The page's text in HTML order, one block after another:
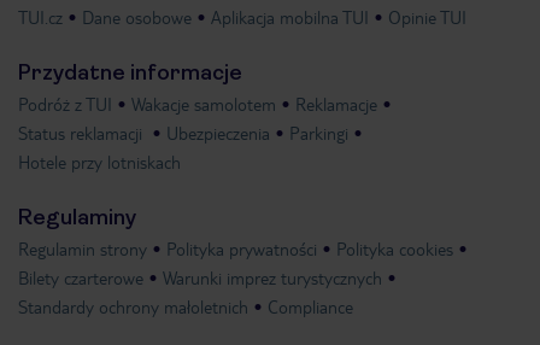
TUI.cz
Dane osobowe Aplikacja mobilna TUI Opinie TUI
Przydatne informacje
Podróż z TUI Wakacje samolotem
Reklamacje
Status reklamacji
Ubezpieczenia
Parkingi
Hotele przy lotniskach
Regulaminy
Regulamin strony Polityka prywatności
Polityka cookies
Bilety czarterowe
Warunki imprez turystycznych
Standardy ochrony małoletnich
Compliance